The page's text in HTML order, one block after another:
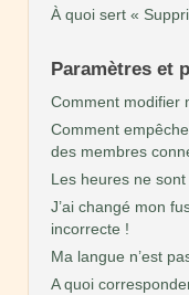
À quoi sert «
Paramètres et
Comment modifier
Comment
des membres
Les heures ne
J’ai changé mon
incorrecte !
Ma langue n’est
A quoi